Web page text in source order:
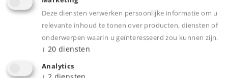
Deze diensten verwerken persoonlijke informatie om u
relevante inhoud te tonen over producten, diensten of
onderwerpen waarin u geïnteresseerd zou kunnen zijn.
↓ 20 diensten
Analytics